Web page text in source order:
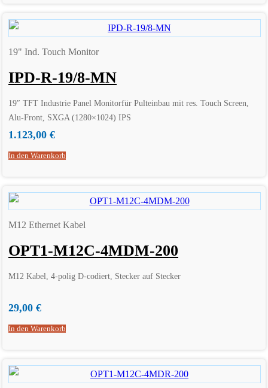
19" Ind. Touch Monitor
IPD-R-19/8-MN
19″ TFT Industrie Panel Monitorfür Pulteinbau mit res. Touch Screen,
Alu-Front, SXGA (1280×1024) IPS
1.123,00 €
In den Warenkorb
M12 Ethernet Kabel
OPT1-M12C-4MDM-200
M12 Kabel, 4-polig D-codiert, Stecker auf Stecker
29,00 €
In den Warenkorb